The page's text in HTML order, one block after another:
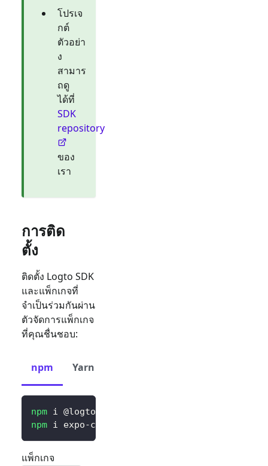
โปรเจ
กต์
ตัวอย่า
ง
สามาร
ถดู
ได้ที่
SDK
repository
ของ
เรา
การติด
ตั้ง
ติดตั้ง Logto SDK
และแพ็กเกจที่
จำเป็นร่วมกันผ่าน
ตัวจัดการแพ็กเกจ
ที่คุณชื่นชอบ:
npm Yarn
npm i @logto/rn
npm i expo-crypto expo-secure-store expo-
แพ็กเกจ